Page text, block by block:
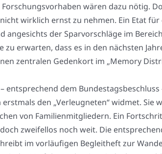
For­schungs­vor­ha­ben wären dazu nötig.
wirk­lich ernst zu neh­men. Ein Etat
ange­sichts der Spar­vor­schlä­ge im
zu erwar­ten, dass es in den nächs­ten
zen­tra­len Gedenk­ort im „Memo­ry
ent­spre­chend dem
erst­mals den „Ver­leug­ne­ten“ wid­met.
von Fami­li­en­mit­glie­dern. Ein
zwei­fel­los noch weit. Die
im vor­läu­fi­gen Begleit­heft zur